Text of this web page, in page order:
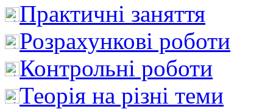
Практичні заняття
Розрахункові роботи
Контрольні роботи
Теорія на різні теми